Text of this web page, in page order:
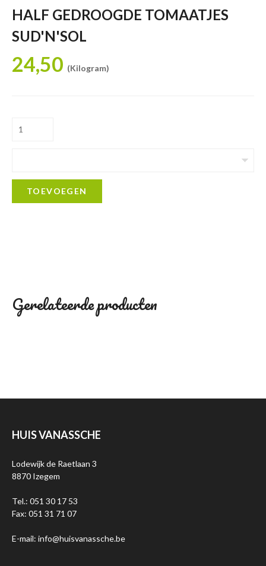
HALF GEDROOGDE TOMAATJES
SUD'N'SOL
24,50 (Kilogram)
TOEVOEGEN
Gerelateerde producten
HUIS VANASSCHE
Lodewijk de Raetlaan 3
8870 Izegem
Tel.: 051 30 17 53
Fax: 051 31 71 07
E-mail: info@huisvanassche.be